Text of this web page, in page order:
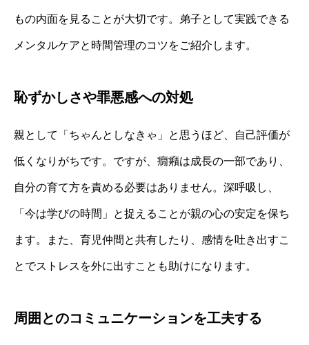
もの内面を見ることが大切です。弟子として実践できる
メンタルケアと時間管理のコツをご紹介します。
恥ずかしさや罪悪感への対処
親として「ちゃんとしなきゃ」と思うほど、自己評価が
低くなりがちです。ですが、癇癪は成長の一部であり、
自分の育て方を責める必要はありません。深呼吸し、
「今は学びの時間」と捉えることが親の心の安定を保ち
ます。また、育児仲間と共有したり、感情を吐き出すこ
とでストレスを外に出すことも助けになります。
周囲とのコミュニケーションを工夫する